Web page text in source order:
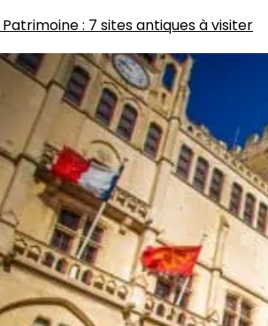
Patrimoine: 7 sites antiques à visiter